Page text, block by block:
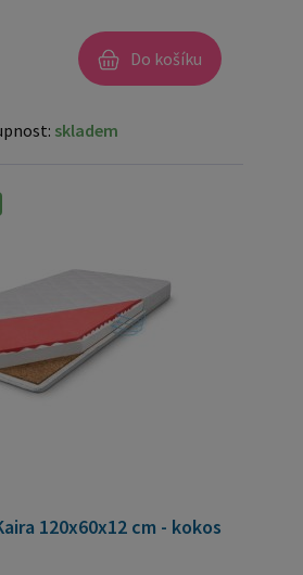
Do košíku
skladem
120x60x12 cm - kokos